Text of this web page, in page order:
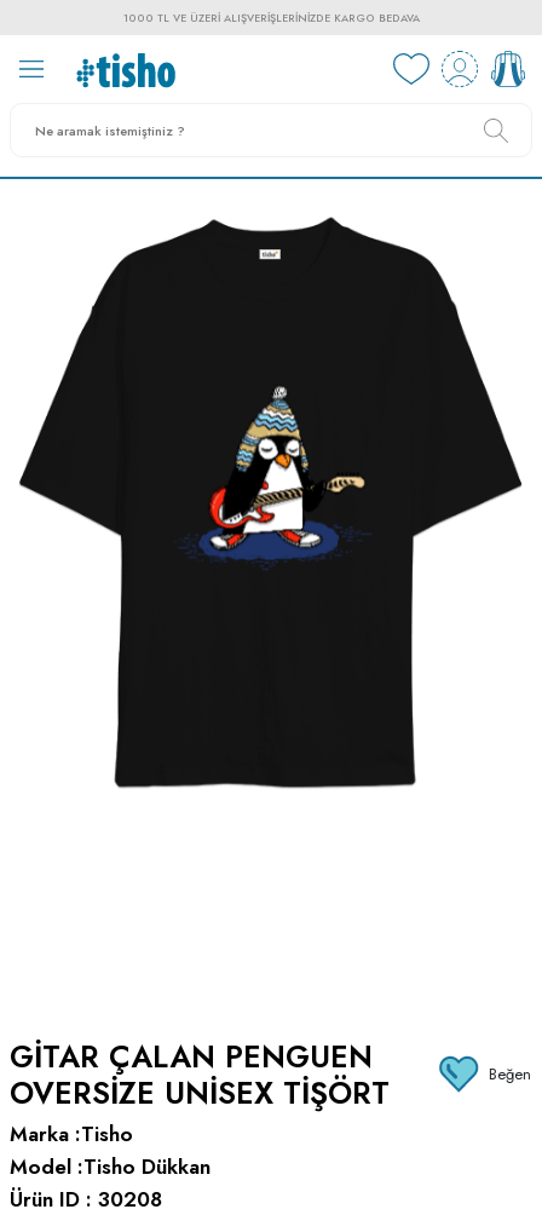
1000 TL VE ÜZERI ALIŞVERIŞLERINIZDE KARGO BEDAVA
GITAR ÇALAN PENGUEN
OVERSIZE UNISEX TIŞÖRT
Beğen
Marka :Tisho
Model :Tisho Dükkan
Ürün ID : 30208